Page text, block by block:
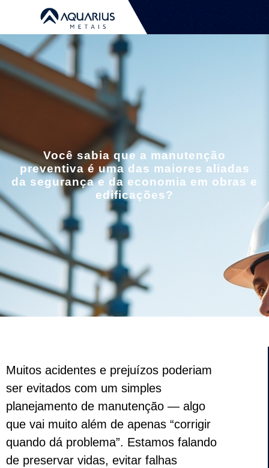
Você sabia que a manutenção
preventiva é uma das maiores aliadas
da segurança e da economia em obras e
edificações?
Muitos acidentes e prejuízos poderiam
ser evitados com um simples
planejamento de manutenção — algo
que vai muito além de apenas “corrigir
quando dá problema”. Estamos falando
de preservar vidas, evitar falhas